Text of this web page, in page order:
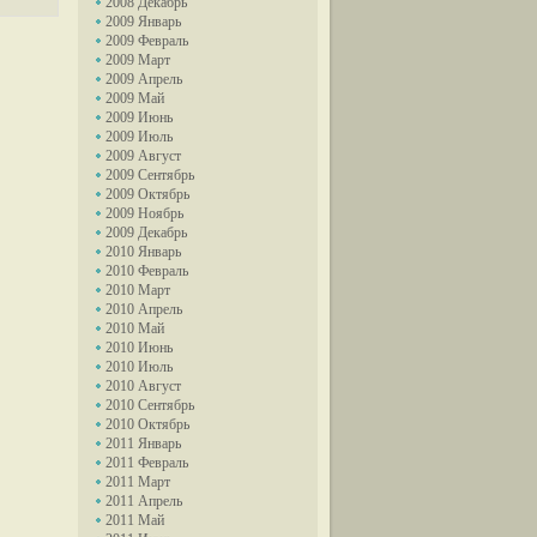
2009 Январь
2009 Февраль
2009 Март
2009 Апрель
2009 Май
2009 Июнь
2009 Июль
2009 Август
2009 Сентябрь
2009 Октябрь
2009 Ноябрь
2009 Декабрь
2010 Январь
2010 Февраль
2010 Март
2010 Апрель
2010 Май
2010 Июнь
2010 Июль
2010 Август
2010 Сентябрь
2010 Октябрь
2011 Январь
2011 Февраль
2011 Март
2011 Апрель
2011 Май